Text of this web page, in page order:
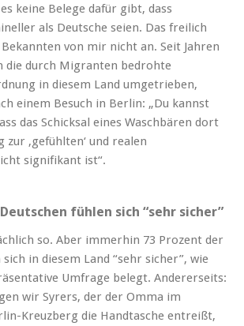
keine Belege dafür gibt, dass
als Deutsche seien. Das freilich
von mir nicht an. Seit Jahren
die durch Migranten bedrohte
in diesem Land umgetrieben,
einem Besuch in Berlin: „Du kannst
das Schicksal eines Waschbären dort
zur ‚gefühlten‘ und realen
signifikant ist“.
fühlen sich “sehr sicher”
so. Aber immerhin 73 Prozent der
in diesem Land “sehr sicher”, wie
Umfrage belegt. Andererseits:
wir Syrers, der der Omma im
Kreuzberg die Handtasche entreißt,